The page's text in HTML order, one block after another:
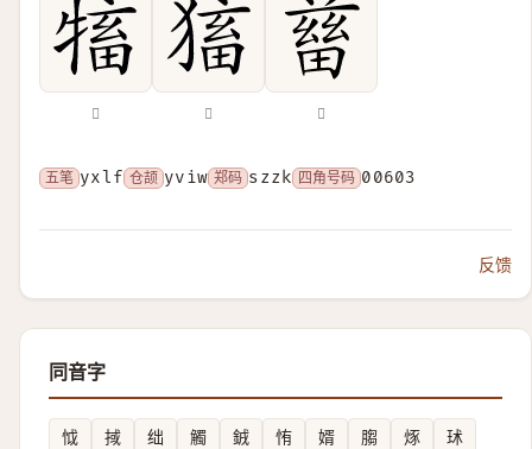
𤛅 𤠕 𤲸
五笔 yxlf 仓颉 yviw 郑码 szzk 四角号码 00603
反馈
同音字
怴 掝 绌 觸 銊 㤢 婿 䐢 烼
㺷